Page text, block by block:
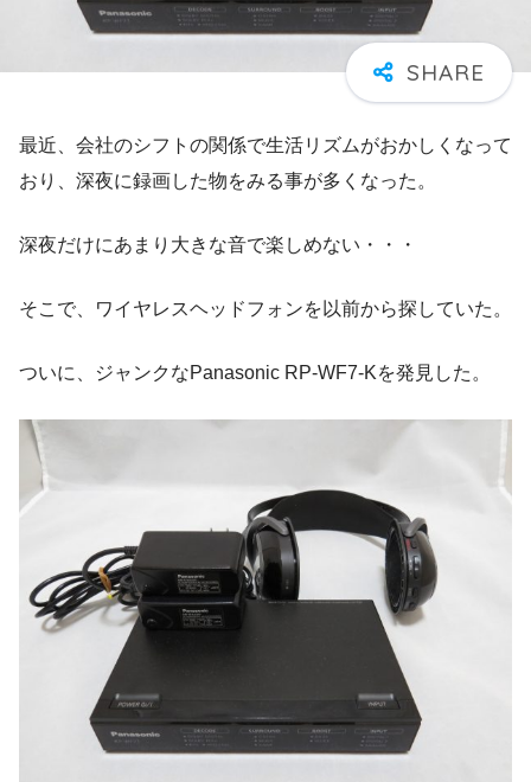
最近、会社のシフトの関係で生活リズムがおかしくなって
おり、深夜に録画した物をみる事が多くなった。
深夜だけにあまり大きな音で楽しめない・・・
そこで、ワイヤレスヘッドフォンを以前から探していた。
ついに、ジャンクなPanasonic RP-WF7-Kを発見した。